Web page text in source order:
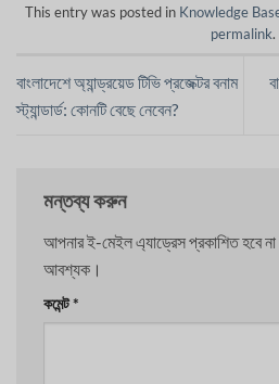
This entry was posted in Knowledge
permalink.
বাংলাদেশে অ্যান্ড্রয়েড টিভি প্রজেক্টর বনাম
স্ট্যান্ডার্ড: কোনটি বেছে নেবেন?
মন্তব্য করুন
আপনার ই-মেইল এ্যাড্রেস প্রকাশিত হবে
আবশ্যক।
কমেন্ট*